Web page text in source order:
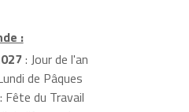
:
: Jour de l'an
de Pâques
: Fête du Travail